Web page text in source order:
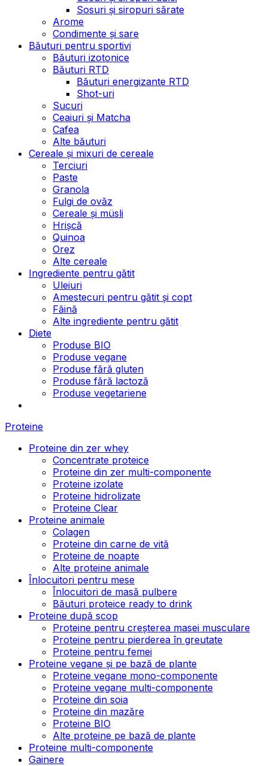
Sosuri și siropuri sărate
Arome
Condimente și sare
Băuturi pentru sportivi
Băuturi izotonice
Băuturi RTD
Băuturi energizante RTD
Shot-uri
Sucuri
Ceaiuri și Matcha
Cafea
Alte băuturi
Cereale și mixuri de cereale
Terciuri
Paste
Granola
Fulgi de ovăz
Cereale și müsli
Hrișcă
Quinoa
Orez
Alte cereale
Ingrediente pentru gătit
Uleiuri
Amestecuri pentru gătit și copt
Făină
Alte ingrediente pentru gătit
Diete
Produse BIO
Produse vegane
Produse fără gluten
Produse fără lactoză
Produse vegetariene
Proteine
Proteine din zer whey
Concentrate proteice
Proteine din zer multi-componente
Proteine izolate
Proteine hidrolizate
Proteine Clear
Proteine animale
Colagen
Proteine din carne de vită
Proteine de noapte
Alte proteine animale
Înlocuitori pentru mese
Înlocuitori de masă pulbere
Băuturi proteice ready to drink
Proteine după scop
Proteine pentru creșterea masei musculare
Proteine pentru pierderea în greutate
Proteine pentru femei
Proteine vegane și pe bază de plante
Proteine vegane mono-componente
Proteine vegane multi-componente
Proteine din soia
Proteine din mazăre
Proteine BIO
Alte proteine pe bază de plante
Proteine multi-componente
Gainere